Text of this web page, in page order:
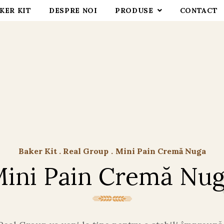
KIT DESPRE NOI PRODUSE CONTACT
Baker Kit . Real Group . Mini Pain Cremă Nuga
Pain Cremă